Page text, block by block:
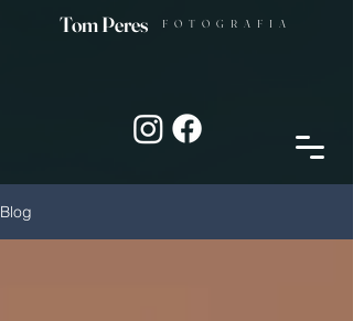
Tom Peres FOTOGRAFIA
Blog